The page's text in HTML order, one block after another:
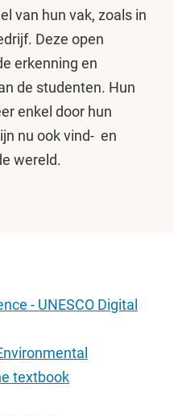
van hun vak, zoals in
Deze open
erkenning en
de studenten. Hun
enkel door hun
nu ook vind- en
wereld.
- UNESCO Digital
textbook